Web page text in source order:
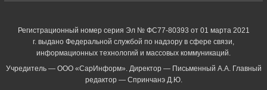
Регистрационный номер серия Эл № ФС77-80393 от 01 марта 2021
г. выдано Федеральной службой по надзору в сфере связи,
информационных технологий и массовых коммуникаций.
Учредитель — ООО «СарИнформ». Директор — Письменный А.А. Главный
редактор — Спринчанэ Д.Ю.